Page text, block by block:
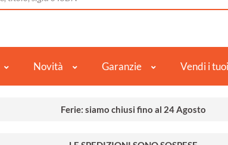
Novità Garanzie Vendi i
Ferie: siamo chiusi fino al 24 Agosto